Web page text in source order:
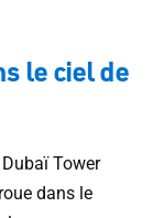
le ciel de
Tower
dans le